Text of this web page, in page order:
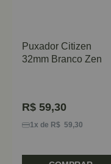
Puxador Citizen
32mm Branco Zen
R$ 59,30
1x de R$ 59,30